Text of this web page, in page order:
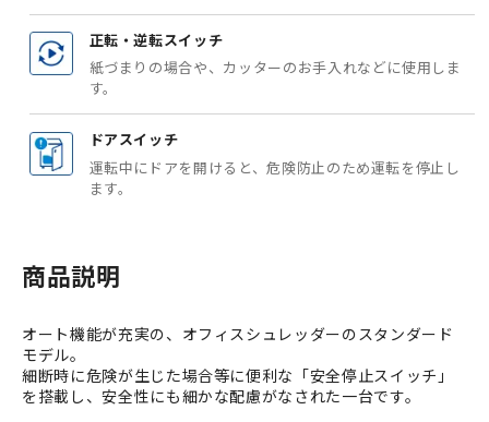
正転・逆転スイッチ
紙づまりの場合や、カッターのお手入れなどに使用しま
す。
ドアスイッチ
運転中にドアを開けると、危険防止のため運転を停止し
ます。
商品説明
オート機能が充実の、オフィスシュレッダーのスタンダード
モデル。
細断時に危険が生じた場合等に便利な「安全停止スイッチ」
を搭載し、安全性にも細かな配慮がなされた一台です。